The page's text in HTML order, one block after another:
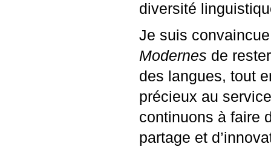
diversité
Je suis
Modernes de
des langues, tout
précieux au
continuons à faire
partage et